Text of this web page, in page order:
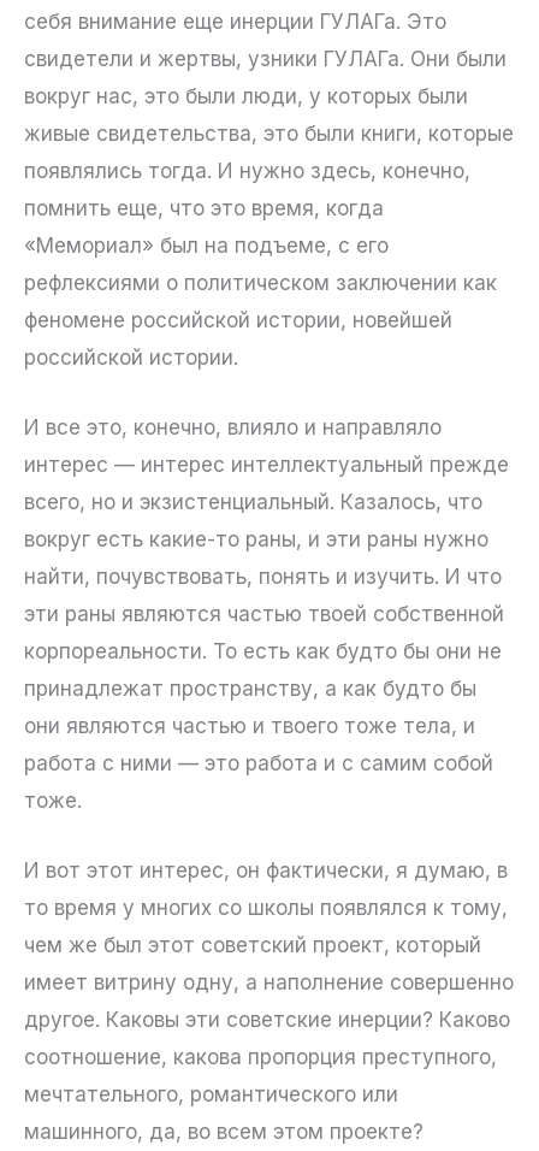
себя внимание еще инерции ГУЛАГа. Это
свидетели и жертвы, узники ГУЛАГа. Они были
вокруг нас, это были люди, у которых были
живые свидетельства, это были книги, которые
появлялись тогда. И нужно здесь, конечно,
помнить еще, что это время, когда
«Мемориал» был на подъеме, с его
рефлексиями о политическом заключении как
феномене российской истории, новейшей
российской истории.
И все это, конечно, влияло и направляло
интерес — интерес интеллектуальный прежде
всего, но и экзистенциальный. Казалось, что
вокруг есть какие-то раны, и эти раны нужно
найти, почувствовать, понять и изучить. И что
эти раны являются частью твоей собственной
корпореальности. То есть как будто бы они не
принадлежат пространству, а как будто бы
они являются частью и твоего тоже тела, и
работа с ними — это работа и с самим собой
тоже.
И вот этот интерес, он фактически, я думаю, в
то время у многих со школы появлялся к тому,
чем же был этот советский проект, который
имеет витрину одну, а наполнение совершенно
другое. Каковы эти советские инерции? Каково
соотношение, какова пропорция преступного,
мечтательного, романтического или
машинного, да, во всем этом проекте?